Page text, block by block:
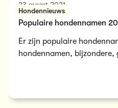
Hondennieuws
23 maart 2021
Populaire hondennamen
Er zijn populaire
hondennamen, bijzondere,
Russel vroegen ons af wat
Nederland. Ontdek ze hier!